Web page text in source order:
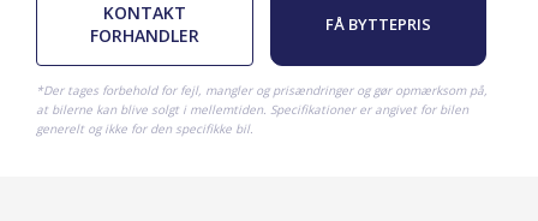
KONTAKT
FORHANDLER
FÅ BYTTEPRIS
*Der tages forbehold for fejl, mangler og prisændringer og gør opmærksom på,
at bilerne kan blive solgt i mellemtiden. Specifikationer er angivet for bilen
generelt og ikke for den specifikke bil.